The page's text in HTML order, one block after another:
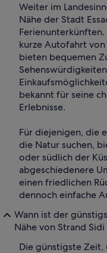
Weiter im
Nähe der Stadt
kurze Autofahrt
bieten bequemen
bekannt für seine
Erlebnisse.
Für diejenigen, die
die Natur suchen,
oder südlich der
abgeschiedenere
einen friedlichen
dennoch einfache
Wann ist der
Nähe von Strand Sidi
Die günstigste